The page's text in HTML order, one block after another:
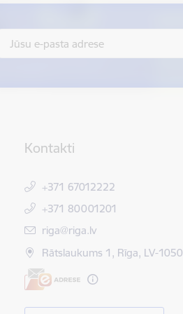
Kontakti
+371 67012222
+371 80001201
E-pasts:
riga@riga.lv
Rātslaukums 1, Rīga, LV-1050